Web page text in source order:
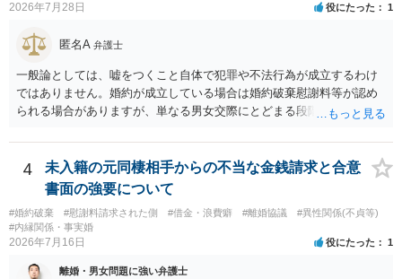
2026年7月28日 役にたった 1
匿名A 弁護士
一般論としては、嘘をつくこと自体で犯罪や不法行為が成立するわけ
ではありません。婚約が成立している場合は婚約破棄慰謝料等が認め
られる場合がありますが、単なる男女交際にとどまる段階の場合、独
慰謝料は生じないことが多いと思われます。 お怒りはごもっともです
が、仮に交際を進めたとしても後に相手を信頼できなくなる可能性が
高かったということですので、むしろ結婚しなくてよかったと割り切
4
未入籍の元同棲相手からの不当な金銭請求と合意
書面の強要について
#婚約破棄 #慰謝料請求された側 #借金・浪費癖 #離婚協議
#異性関係(不貞等)
#内縁関係・事実婚
2026年7月16日 役にたった 1
離婚・男女問題に強い弁護士